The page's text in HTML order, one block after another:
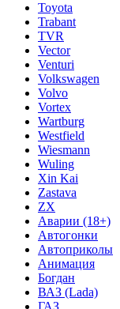
Toyota
Trabant
TVR
Vector
Venturi
Volkswagen
Volvo
Vortex
Wartburg
Westfield
Wiesmann
Wuling
Xin Kai
Zastava
ZX
Аварии (18+)
Автогонки
Автоприколы
Анимация
Богдан
ВАЗ (Lada)